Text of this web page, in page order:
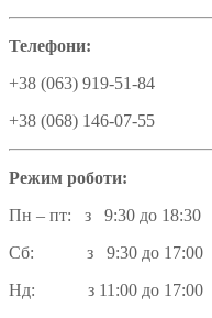
Телефони:
+38 (063) 919-51-84
+38 (068) 146-07-55
Режим роботи:
Пн – пт: з 9:30 до 18:30
Сб: з 9:30 до 17:00
Нд: з 11:00 до 17:00